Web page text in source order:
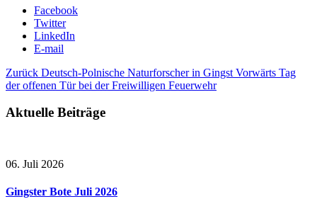
Facebook
Twitter
LinkedIn
E-mail
Zurück Deutsch-Polnische Naturforscher in Gingst Vorwärts Tag
der offenen Tür bei der Freiwilligen Feuerwehr
Aktuelle Beiträge
06. Juli 2026
Gingster Bote Juli 2026